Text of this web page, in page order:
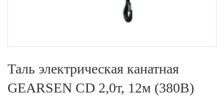
Тележки подъемные,Складская техника
Ручные гидравлические штабелеры,Складская
Таль электрическая канатная
GEARSEN CD 2,0т, 12м (380В)